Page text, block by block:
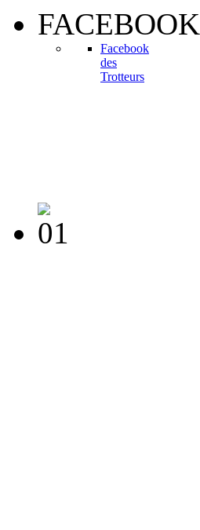
FACEBOOK
Facebook
des
Trotteurs